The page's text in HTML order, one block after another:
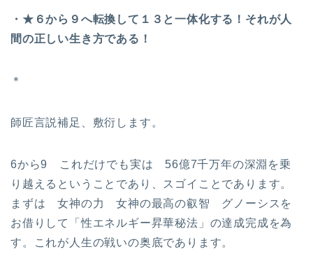
・★６から９へ転換して１３と一体化する！それが人
間の正しい生き方である！
＊
師匠言説補足、敷衍します。
6から9 これだけでも実は 56億7千万年の深淵を乗
り越えるということであり、スゴイことであります。
まずは 女神の力 女神の最高の叡智 グノーシスを
お借りして「性エネルギー昇華秘法」の達成完成を為
す。これが人生の戦いの奥底であります。